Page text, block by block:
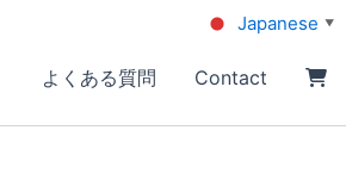
よくある質問 Contact
Japanese ▼